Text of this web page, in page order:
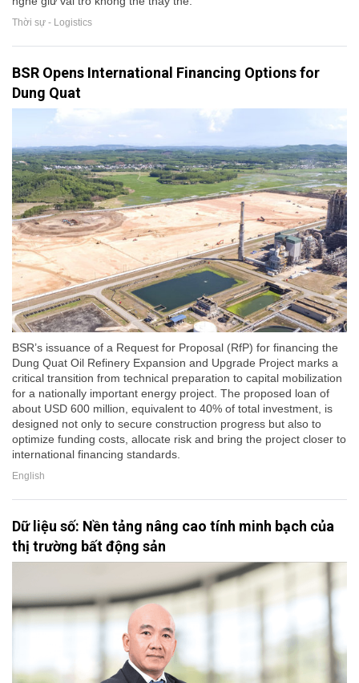
Thời sự - Logistics
BSR Opens International Financing Options for
Dung Quat
BSR’s issuance of a Request for Proposal (RfP) for financing the
Dung Quat Oil Refinery Expansion and Upgrade Project marks a
critical transition from technical preparation to capital mobilization
for a nationally important energy project. The proposed loan of
about USD 600 million, equivalent to 40% of total investment, is
designed not only to secure construction progress but also to
optimize funding costs, allocate risk and bring the project closer to
international financing standards.
English
Dữ liệu số: Nền tảng nâng cao tính minh bạch của
thị trường bất động sản